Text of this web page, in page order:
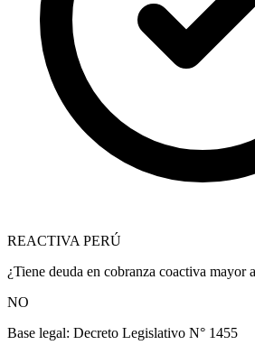
REACTIVA PERÚ
¿Tiene deuda en cobranza coactiva mayor
NO
Base legal: Decreto Legislativo N° 1455